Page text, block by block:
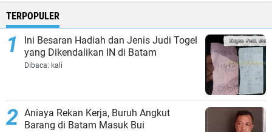
TERPOPULER
Ini Besaran Hadiah dan Jenis Judi Togel
yang Dikendalikan IN di Batam
Dibaca: kali
Aniaya Rekan Kerja, Buruh Angkut
Barang di Batam Masuk Bui